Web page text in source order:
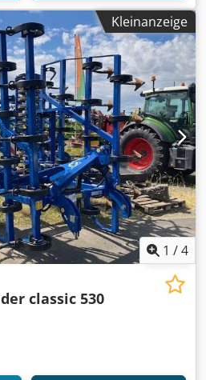
Kleinanzeige
1 /4
classic 530